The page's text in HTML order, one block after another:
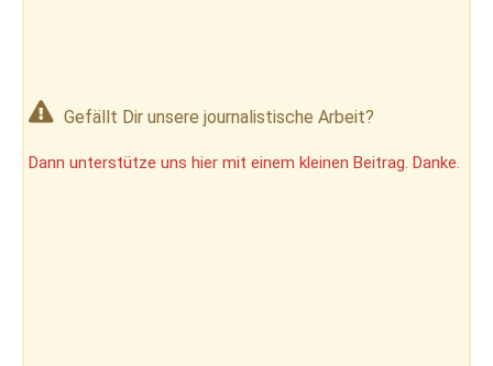
Gefällt Dir unsere journalistische Arbeit?
Dann unterstütze uns hier mit einem kleinen Beitrag. Danke.